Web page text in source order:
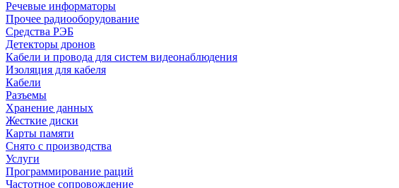
Речевые информаторы
Прочее радиооборудование
Средства РЭБ
Детекторы дронов
Кабели и провода для систем видеонаблюдения
Изоляция для кабеля
Кабели
Разъемы
Хранение данных
Жесткие диски
Карты памяти
Снято с производства
Услуги
Программирование раций
Частотное сопровождение